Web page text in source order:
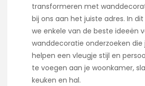
transformeren met
bij ons aan het juiste adres. In
we enkele van de beste ideeën
wanddecoratie onderzoeken die
helpen een vleugje stijl en
te voegen aan je woonkamer,
keuken en hal.